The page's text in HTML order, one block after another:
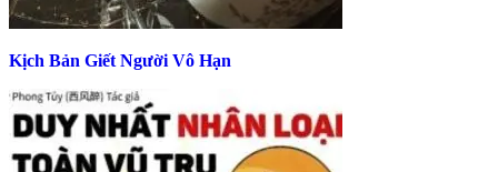
Kịch Bản Giết Người Vô Hạn